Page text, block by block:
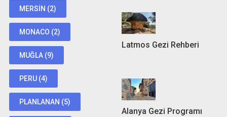
MERSIN (2)
MONACO (2)
MUĞLA(9)
PERU(4)
PLANLANAN (5)
Latmos Gezi Rehberi
Alanya Gezi Programı